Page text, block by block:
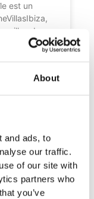
About
and ads, to
our traffic.
of our site with
partners who
you’ve
est un
villas de